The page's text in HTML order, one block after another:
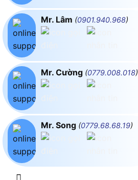
Mr. Lâm (0901.940.968)
Mr. Cường (0779.008.018)
Mr. Song (0779.68.68.19)